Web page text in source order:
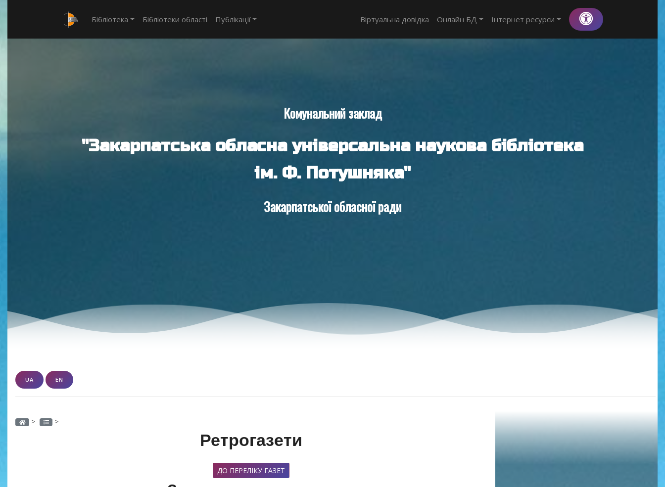
Бібліотека Бібліотеки області Публікації Віртуальна довідка Онлайн БД Інтернет ресурси
Комунальний заклад
"Закарпатська обласна універсальна наукова бібліотека
ім. Ф. Потушняка"
Закарпатської обласної ради
UA EN
> >
Ретрогазети
ДО ПЕРЕЛІКУ ГАЗЕТ